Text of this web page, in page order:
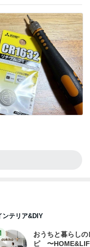
ンテリア&DIY
おうちと暮らしの
ピ 〜